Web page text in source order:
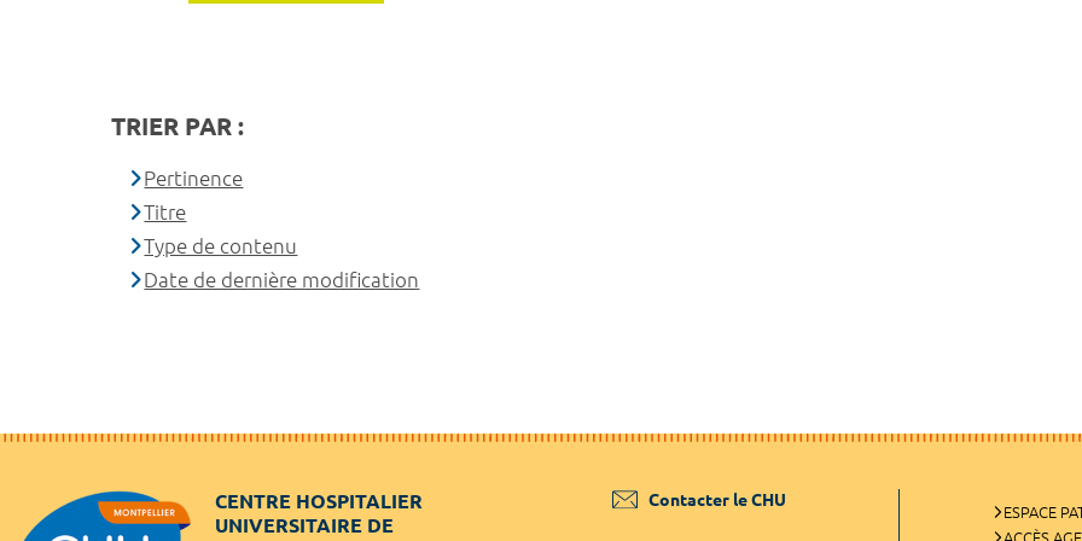
TRIER PAR :
Pertinence
Titre
Type de contenu
Date de dernière modification
CENTRE HOSPITALIER
UNIVERSITAIRE DE
Contacter le CHU
ESPACE
ACCÈS